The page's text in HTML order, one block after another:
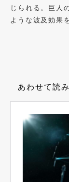
じられる。巨人
ような波及効果
あわせて読